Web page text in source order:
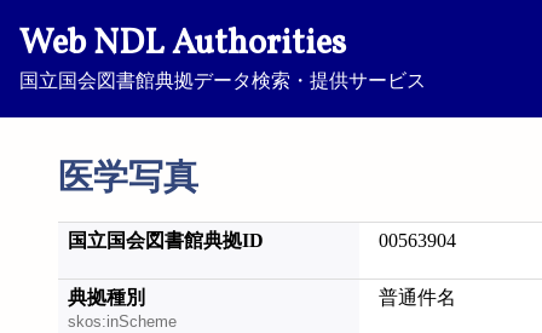
Web NDL Authorities
国立国会図書館典拠データ検索・提供サービス
医学写真
国立国会図書館典拠ID 00563904
典拠種別
skos:inScheme
普通件名